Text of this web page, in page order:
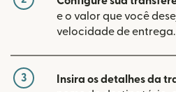
e o valor que você
velocidade de entrega.
3 Insira os detalhes da